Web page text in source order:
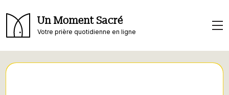
Un Moment Sacré
Votre prière quotidienne en ligne